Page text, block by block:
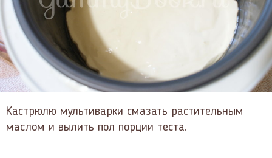
Кастрюлю мультиварки смазать растительным
маслом и вылить пол порции теста.